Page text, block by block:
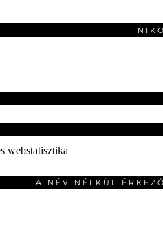
A NÉV NÉLKÜL